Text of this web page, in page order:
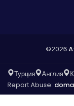
©2026
Турция Англия
Report Abuse: